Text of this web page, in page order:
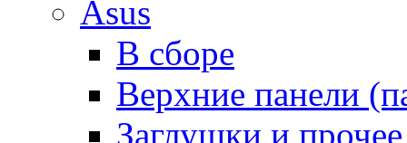
Asus
В сборе
Верхние панели
Заглушки и прочее